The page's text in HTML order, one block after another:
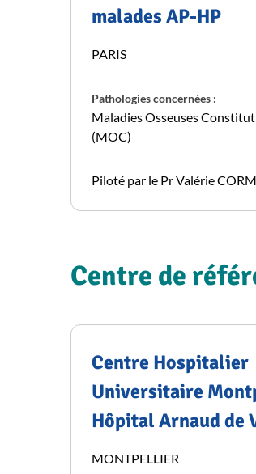
malades AP-HP
PARIS
Pathologies concernées :
Maladies Osseuses
(MOC)
Piloté par le Pr Valérie
Centre de
Centre Hospitalier
Universitaire
Hôpital Arnaud de
MONTPELLIER